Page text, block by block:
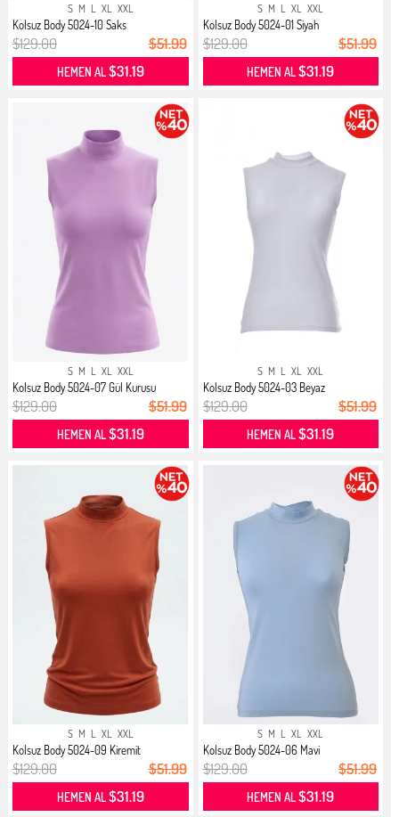
S M L XL XXL
Kolsuz Body 5024-10 Saks
$129.00 $51.99
HEMEN AL$31.19
S M L XL XXL
Kolsuz Body 5024-01 Siyah
$129.00 $51.99
HEMEN AL$31.19
S M L XL XXL
Kolsuz Body 5024-07 Gül Kurusu
$129.00 $51.99
HEMEN AL$31.19
S M L XL XXL
Kolsuz Body 5024-03 Beyaz
$129.00 $51.99
HEMEN AL$31.19
S M L XL XXL
Kolsuz Body 5024-09 Kiremit
$129.00 $51.99
HEMEN AL$31.19
S M L XL XXL
Kolsuz Body 5024-06 Mavi
$129.00 $51.99
HEMEN AL$31.19